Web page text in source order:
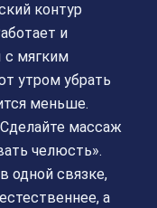
контур
и
с мягким
утром убрать
меньше.
массаж
челюсть».
одной связке,
а